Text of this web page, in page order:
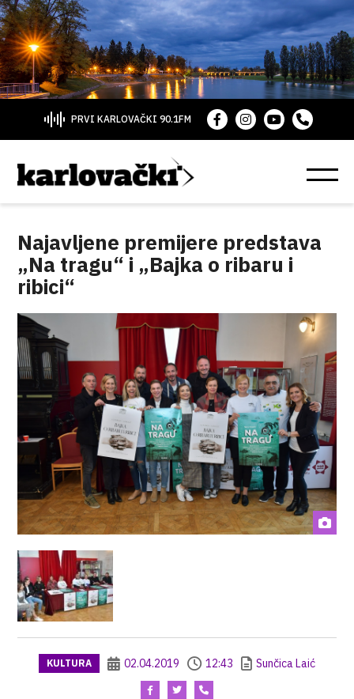
PRVI KARLOVAČKI 90.1FM
Najavljene premijere predstava
„Na tragu“ i „Bajka o ribaru i
ribici“
KULTURA 02.04.2019 12:43 Sunčica Laić